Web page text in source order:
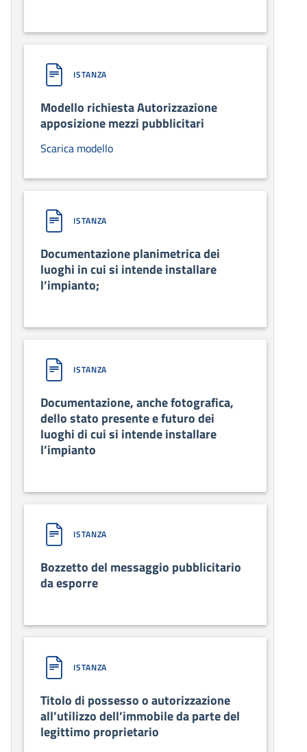
ISTANZA
Modello richiesta Autorizzazione
apposizione mezzi pubblicitari
Scarica modello
ISTANZA
Documentazione planimetrica dei
luoghi in cui si intende installare
l’impianto;
ISTANZA
Documentazione, anche fotografica,
dello stato presente e futuro dei
luoghi di cui si intende installare
l’impianto
ISTANZA
Bozzetto del messaggio pubblicitario
da esporre
ISTANZA
Titolo di possesso o autorizzazione
all’utilizzo dell’immobile da parte del
legittimo proprietario